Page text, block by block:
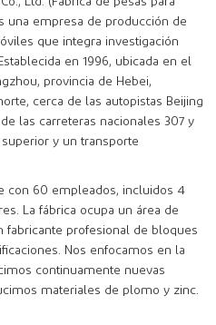
una empresa de producción de
que integra investigación
en 1996, ubicada en el
provincia de Hebei,
cerca de las autopistas Beijing
las carreteras nacionales 307 y
y un transporte
con 60 empleados, incluidos 4
La fábrica ocupa un área de
fabricante profesional de bloques
Nos enfocamos en la
continuamente nuevas
materiales de plomo y zinc.